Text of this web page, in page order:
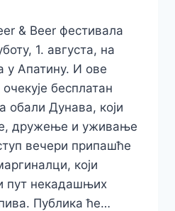
& Beer фестивала
1. августа, на
у Апатину. И ове
бесплатан
обали Дунава, који
дружење и уживање
вечери припашће
који
пут некадашњих
Публика ће…